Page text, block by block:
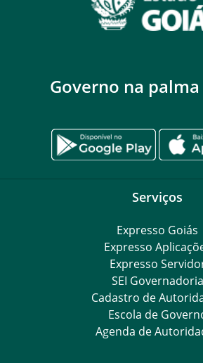
Governo na
Serviços
Expresso Goiás
Expresso
Expresso
SEI Governadoria
Cadastro de
Escola de
Agenda de